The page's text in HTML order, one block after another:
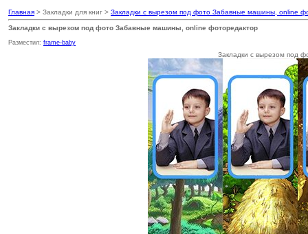
Главная > Закладки для книг > Закладки с вырезом под фото Забавные машины, online
Закладки с вырезом под фото Забавные машины, online фоторедактор
Разместил: frame-baby
Закладки с вырезом под